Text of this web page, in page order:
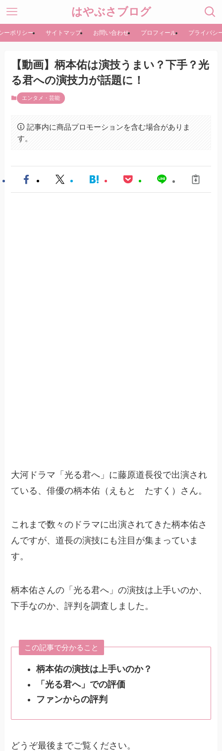
はやぶさブログ
ーポリシー サイトマップ お問い合わせ プロフィール プライバシ
【動画】柄本佑は演技うまい？下手？光
る君への演技力が話題に！
エンタメ・芸能
記事内に商品プロモーションを含む場合がありま
す。
大河ドラマ「光る君へ」に藤原道長役で出演され
ている、俳優の柄本佑（えもと たすく）さん。
これまで数々のドラマに出演されてきた柄本佑さ
んですが、道長の演技にも注目が集まっていま
す。
柄本佑さんの「光る君へ」の演技は上手いのか、
下手なのか、評判を調査しました。
この記事で分かること
柄本佑の演技は上手いのか？
「光る君へ」での評価
ファンからの評判
どうぞ最後までご覧ください。